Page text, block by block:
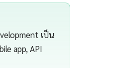
เป็น
app, API